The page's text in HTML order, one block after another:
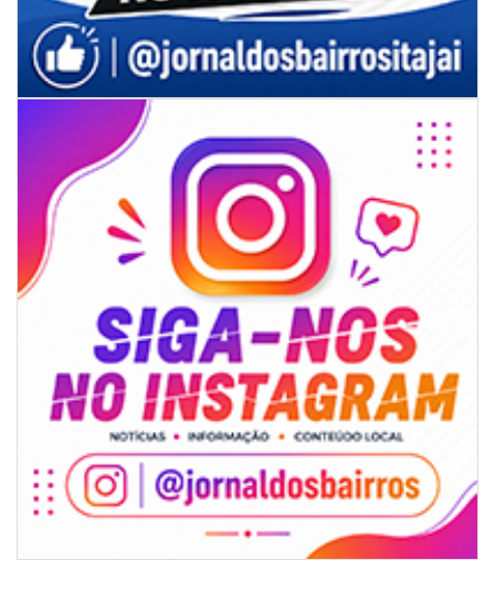
05/08/2026 | 07:00
Sorveteria do Norte de SC expande e abre primeira unidade em
Florianópolis
GERAL